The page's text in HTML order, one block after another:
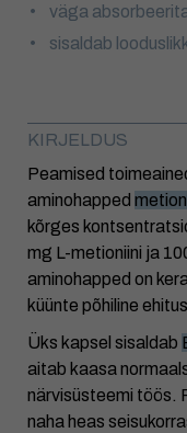
väga
sisaldab
KIRJELDUS
Peamised
aminohapped
kõrges
mg L-metioniini ja
aminohapped on
küünte põhiline
Üks kapsel sisaldab
aitab kaasa
närvisüsteemi töös.
naha heas